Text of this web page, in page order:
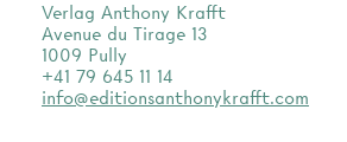
Verlag Anthony Krafft
Avenue du Tirage 13
1009 Pully
+41 79 645 11 14
info@editionsanthonykrafft.com